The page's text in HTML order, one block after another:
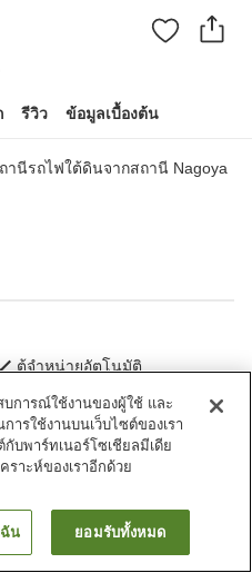
รีวิว ข้อมูลเบื้องต้น
านีรถไฟใต้ดินจากสถานี Nagoya
ตู้จำหน่ายอัตโนมัติ
กยะ Business Hotel Apple
องพัก
บการณ์ใช้งานของผู้ใช้ และ
รใช้งานบนเว็บไซต์ของเรา
บพาร์ทเนอร์โซเชียลมีเดีย
ราะห์ของเราอีกด้วย
น ยอมรับทั้งหมด